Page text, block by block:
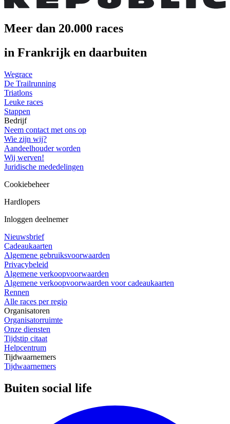
Meer dan 20.000 races
in Frankrijk en daarbuiten
Wegrace
De Trailrunning
Triatlons
Leuke races
Stappen
Bedrijf
Neem contact met ons op
Wie zijn wij?
Aandeelhouder worden
Wij werven!
Juridische mededelingen
Cookiebeheer
Hardlopers
Inloggen deelnemer
Nieuwsbrief
Cadeaukaarten
Algemene gebruiksvoorwaarden
Privacybeleid
Algemene verkoopvoorwaarden
Algemene verkoopvoorwaarden voor cadeaukaarten
Rennen
Alle races per regio
Organisatoren
Organisatorruimte
Onze diensten
Tijdstip citaat
Helpcentrum
Tijdwaarnemers
Tijdwaarnemers
Buiten social life